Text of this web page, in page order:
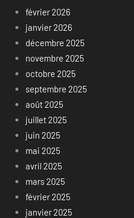
février 2026
janvier 2026
décembre 2025
novembre 2025
octobre 2025
septembre 2025
août 2025
juillet 2025
juin 2025
mai 2025
avril 2025
mars 2025
février 2025
janvier 2025